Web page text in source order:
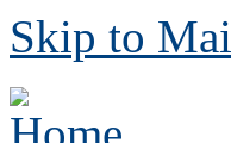
Skip to